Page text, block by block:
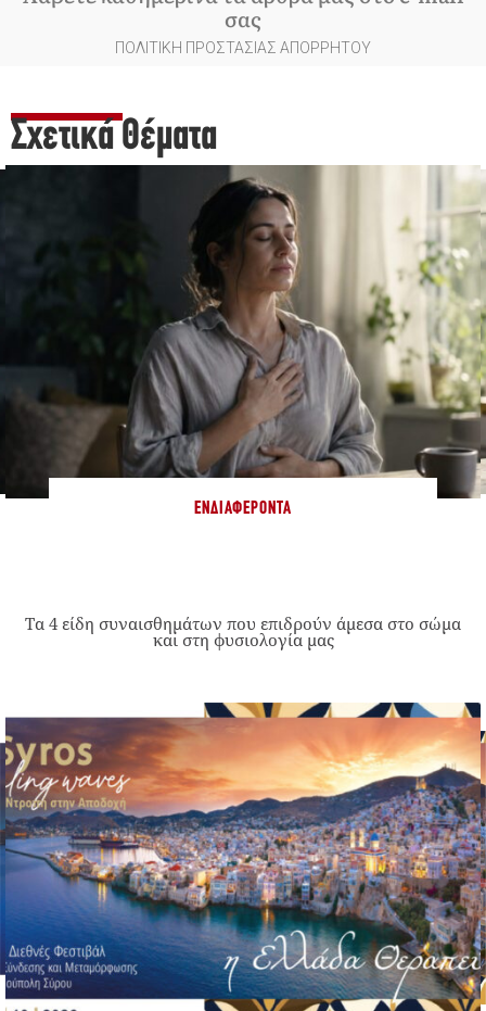
σας
ΠΟΛΙΤΙΚΗ ΠΡΟΣΤΑΣΙΑΣ ΑΠΟΡΡΗΤΟΥ
Σχετικά Θέματα
ΕΝΔΙΑΦΈΡΟΝΤΑ
Τα 4 είδη συναισθημάτων που επιδρούν άμεσα στο σώμα
και στη φυσιολογία μας